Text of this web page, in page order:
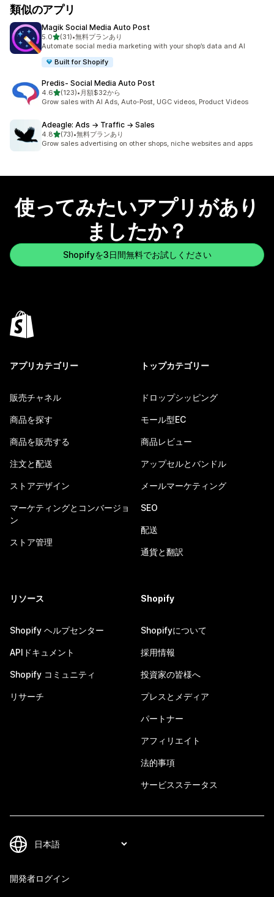
類似のアプリ
Magik Social Media Auto Post
5.05つ星中
(31)
合計レビュー数：31件
•無料プランあり
Automate social media marketing with your shop’s data and AI
Built for Shopify
Predis‑ Social Media Auto Post
4.65つ星中
(123)
合計レビュー数：123件
• 月額$32から
Grow sales with AI Ads, Auto-Post, UGC videos, Product Videos
Adeagle: Ads → Traffic → Sales
4.85つ星中
(73)
合計レビュー数：73件
•無料プランあり
Grow sales advertising on other shops, niche websites and apps
使ってみたいアプリがあり
ましたか？
Shopifyを3日間無料でお試しください
アプリカテゴリー
販売チャネル
商品を探す
商品を販売する
注文と配送
ストアデザイン
マーケティングとコンバージョ
ン
ストア管理
トップカテゴリー
ドロップシッピング
モール型EC
商品レビュー
アップセルとバンドル
メールマーケティング
SEO
配送
通貨と翻訳
リソース
Shopify ヘルプセンター
APIドキュメント
Shopify コミュニティ
リサーチ
Shopify
Shopifyについて
採用情報
投資家の皆様へ
プレスとメディア
パートナー
アフィリエイト
法的事項
サービスステータス
開発者ログイン